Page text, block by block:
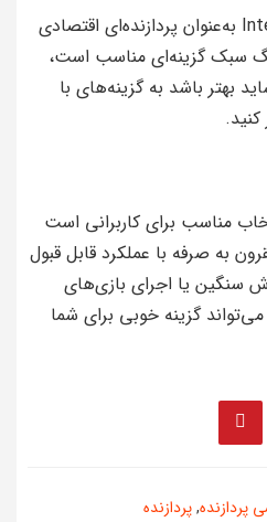
در مجموع، Intel Core i3-12300 به‌عنوان پردازنده‌ای اقتصادی
سبک گزینه‌ای مناسب است،
بهتر باشد به گزینه‌های با
مناسب برای کاربرانی است
به صرفه با عملکرد قابل قبول
سنگین یا اجرای بازی‌های
گزینه خوبی برای شما
پردازنده,پردازنده